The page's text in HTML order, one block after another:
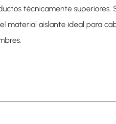
técnicamente superiores.
material aislante ideal para